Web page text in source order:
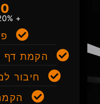
+ 20% עבור מכירה
הקמת דף
חיבור